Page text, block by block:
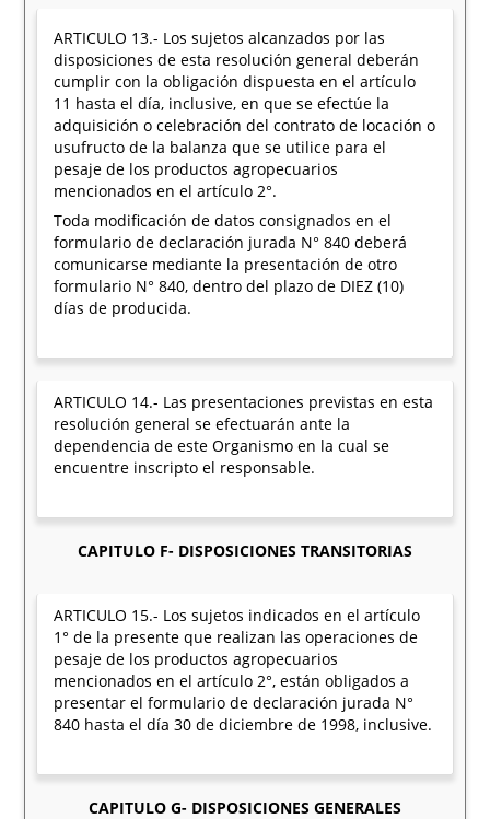
ARTICULO 13.- Los sujetos alcanzados por las
disposiciones de esta resolución general deberán
cumplir con la obligación dispuesta en el artículo
11 hasta el día, inclusive, en que se efectúe la
adquisición o celebración del contrato de locación o
usufructo de la balanza que se utilice para el
pesaje de los productos agropecuarios
mencionados en el artículo 2°.
Toda modificación de datos consignados en el
formulario de declaración jurada N° 840 deberá
comunicarse mediante la presentación de otro
formulario N° 840, dentro del plazo de DIEZ (10)
días de producida.
ARTICULO 14.- Las presentaciones previstas en esta
resolución general se efectuarán ante la
dependencia de este Organismo en la cual se
encuentre inscripto el responsable.
CAPITULO F- DISPOSICIONES TRANSITORIAS
ARTICULO 15.- Los sujetos indicados en el artículo
1° de la presente que realizan las operaciones de
pesaje de los productos agropecuarios
mencionados en el artículo 2°, están obligados a
presentar el formulario de declaración jurada N°
840 hasta el día 30 de diciembre de 1998, inclusive.
CAPITULO G- DISPOSICIONES GENERALES